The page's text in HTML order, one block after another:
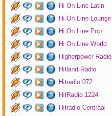
Hi On Line Latin
Hi On Line Lounge
Hi On Line Pop
Hi On Line World
Higherpower Radio
Hitland Radio
Hitradio 072
HitRadio 1224
Hitradio Centraal